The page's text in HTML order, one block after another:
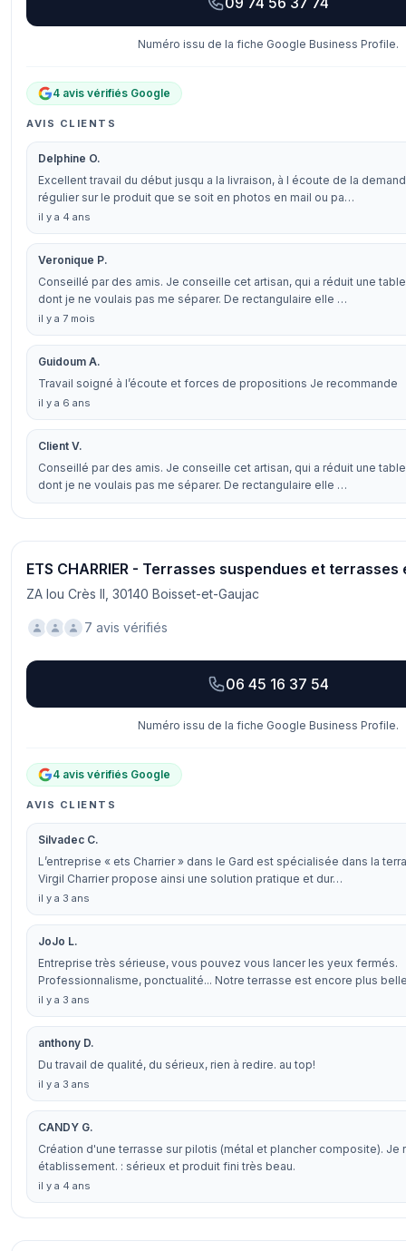
Numéro issu de la fiche Google Business Profile.
4 avis vérifiés Google
AVIS CLIENTS
Delphine O.
Excellent travail du début jusqu a la livraison, à l écoute de la
régulier sur le produit que se soit en photos en mail ou pa…
il y a 4 ans
Veronique P.
Conseillé par des amis. Je conseille cet artisan, qui a réduit une
dont je ne voulais pas me séparer. De rectangulaire elle …
il y a 7 mois
Guidoum A.
Travail soigné à l’écoute et forces de propositions Je recommande
il y a 6 ans
Client V.
Conseillé par des amis. Je conseille cet artisan, qui a réduit une
dont je ne voulais pas me séparer. De rectangulaire elle …
ETS CHARRIER - Terrasses suspendues et terrasses
ZA lou Crès II, 30140 Boisset-et-Gaujac
7 avis vérifiés
06 45 16 37 54
Numéro issu de la fiche Google Business Profile.
4 avis vérifiés Google
AVIS CLIENTS
Silvadec C.
L’entreprise « ets Charrier » dans le Gard est spécialisée dans la
Virgil Charrier propose ainsi une solution pratique et dur…
il y a 3 ans
JoJo L.
Entreprise très sérieuse, vous pouvez vous lancer les yeux fermés.
Professionnalisme, ponctualité... Notre terrasse est encore plus
il y a 3 ans
anthony D.
Du travail de qualité, du sérieux, rien à redire. au top!
il y a 3 ans
CANDY G.
Création d'une terrasse sur pilotis (métal et plancher composite). Je
établissement. : sérieux et produit fini très beau.
il y a 4 ans